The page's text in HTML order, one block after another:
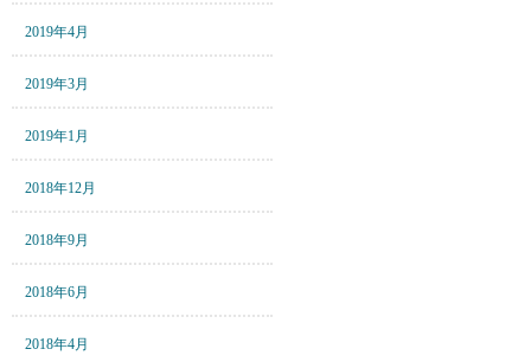
2019年4月
2019年3月
2019年1月
2018年12月
2018年9月
2018年6月
2018年4月